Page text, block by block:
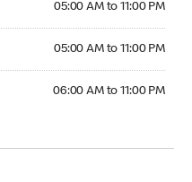
05:00 AM to 11:00 PM
05:00 AM to 11:00 PM
06:00 AM to 11:00 PM